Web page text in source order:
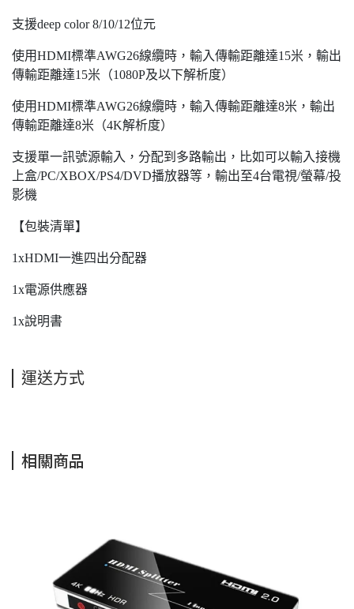
支援deep color 8/10/12位元
使用HDMI標準AWG26線纜時，輸入傳輸距離達15米，輸出
傳輸距離達15米（1080P及以下解析度）
使用HDMI標準AWG26線纜時，輸入傳輸距離達8米，輸出
傳輸距離達8米（4K解析度）
支援單一訊號源輸入，分配到多路輸出，比如可以輸入接機
上盒/PC/XBOX/PS4/DVD播放器等，輸出至4台電視/螢幕/投
影機
【包裝清單】
1xHDMI一進四出分配器
1x電源供應器
1x說明書
運送方式
相關商品